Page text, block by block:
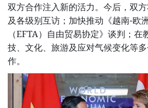
双方合作注入新的活力。今后，双
及各级别互访；加快推动《越南-欧
（EFTA）自由贸易协定》谈判；在
技、文化、旅游及应对气候变化等
作。